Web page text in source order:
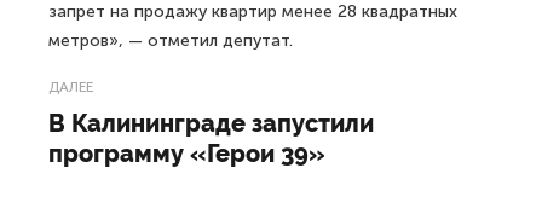
запрет на продажу квартир менее 28 квадратных
метров», — отметил депутат.
ДАЛЕЕ
В Калининграде запустили
программу «Герои 39»